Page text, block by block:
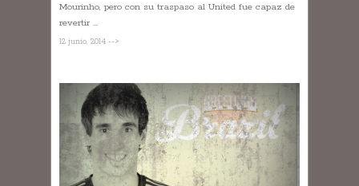
Mourinho, pero con su traspaso al United fue capaz de
revertir ...
12 junio, 2014 -->